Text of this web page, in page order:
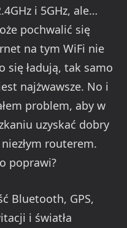
i 5GHz, ale…
pochwalić się
na tym WiFi nie
się ładują, tak samo
najżwawsze. No i
problem, aby w
uzyskać dobry
routerem.
poprawi?
Bluetooth, GPS,
i światła